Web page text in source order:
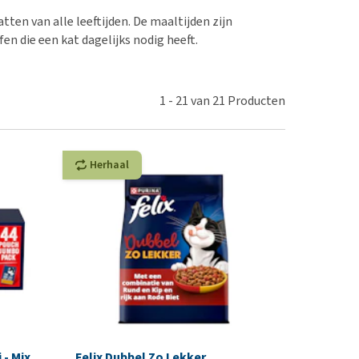
en dementie
alles
Mijn hond plast in
van alle leeftijden. De maaltijden zijn
die een kat dagelijks nodig heeft.
1 - 21van 21 Producten
Herhaal